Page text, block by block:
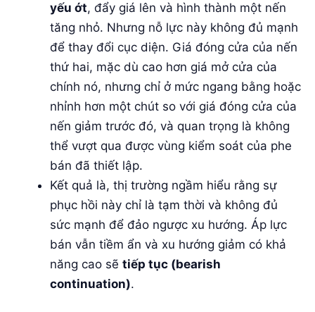
yếu ớt, đẩy giá lên và hình thành một nến
tăng nhỏ. Nhưng nỗ lực này không đủ mạnh
để thay đổi cục diện. Giá đóng cửa của nến
thứ hai, mặc dù cao hơn giá mở cửa của
chính nó, nhưng chỉ ở mức ngang bằng hoặc
nhỉnh hơn một chút so với giá đóng cửa của
nến giảm trước đó, và quan trọng là không
thể vượt qua được vùng kiểm soát của phe
bán đã thiết lập.
Kết quả là, thị trường ngầm hiểu rằng sự
phục hồi này chỉ là tạm thời và không đủ
sức mạnh để đảo ngược xu hướng. Áp lực
bán vẫn tiềm ẩn và xu hướng giảm có khả
năng cao sẽ tiếp tục (bearish
continuation).